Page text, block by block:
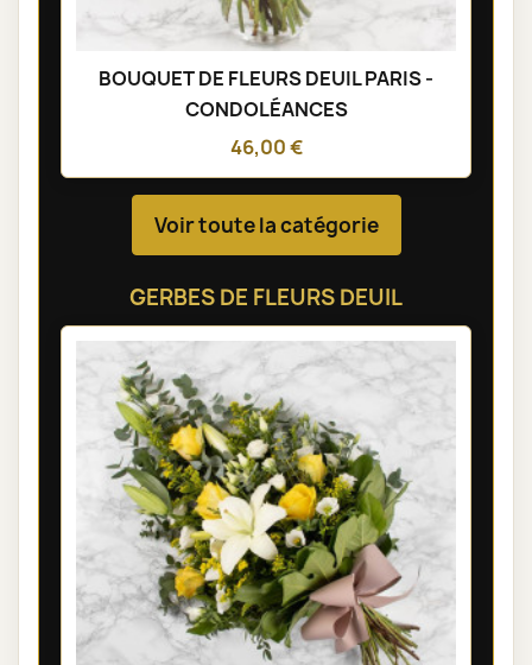
BOUQUET DE FLEURS DEUIL PARIS -
CONDOLÉANCES
46,00 €
Voir toute la catégorie
GERBES DE FLEURS DEUIL